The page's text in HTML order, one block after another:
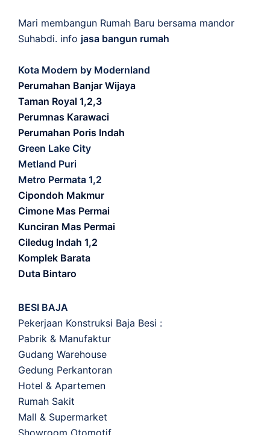
Mari membangun Rumah Baru bersama mandor
Suhabdi. info jasa bangun rumah
Kota Modern by Modernland
Perumahan Banjar Wijaya
Taman Royal 1,2,3
Perumnas Karawaci
Perumahan Poris Indah
Green Lake City
Metland Puri
Metro Permata 1,2
Cipondoh Makmur
Cimone Mas Permai
Kunciran Mas Permai
Ciledug Indah 1,2
Komplek Barata
Duta Bintaro
BESI BAJA
Pekerjaan Konstruksi Baja Besi :
Pabrik & Manufaktur
Gudang Warehouse
Gedung Perkantoran
Hotel & Apartemen
Rumah Sakit
Mall & Supermarket
Showroom Otomotif